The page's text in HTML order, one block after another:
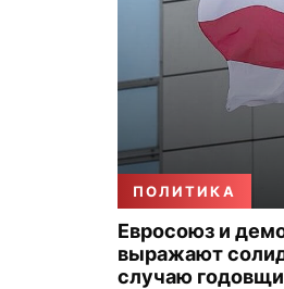
ПОЛИТИКА
Евросоюз и
выражают
случаю